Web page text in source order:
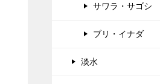
サワラ・サゴシ
ブリ・イナダ
淡水